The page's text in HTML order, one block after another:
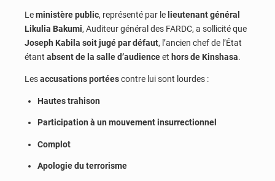
Leministère public, représenté par le lieutenant général
Likulia Bakumi, Auditeur général des FARDC, a sollicité que
Joseph Kabila soit jugé par défaut, l’ancien chef de l’État
étant absent de la salle d’audienceet hors de Kinshasa.
Lesaccusations portéescontre lui sont lourdes :
Hautes trahison
Participation à un mouvement insurrectionnel
Complot
Apologie du terrorisme